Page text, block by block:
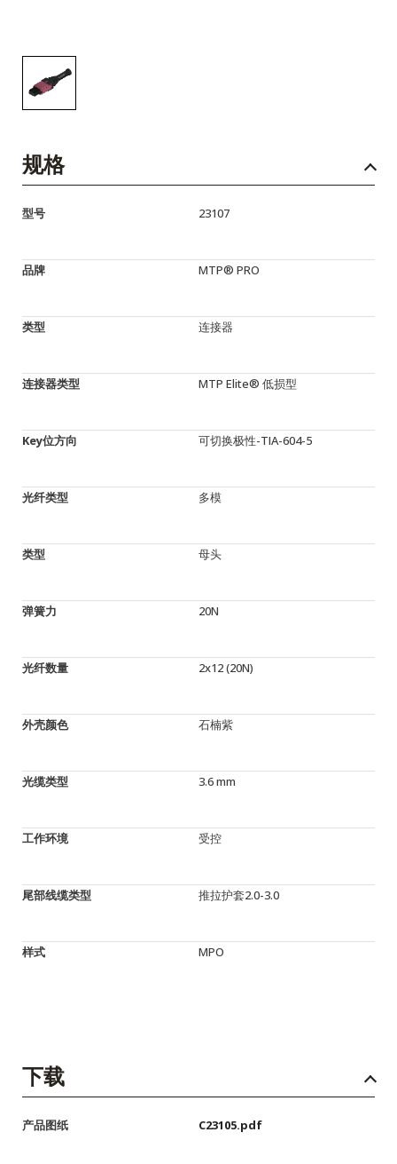
规格
型号 23107
品牌 MTP® PRO
类型 连接器
连接器类型 MTP Elite® 低损型
Key位方向 可切换极性-TIA-604-5
光纤类型 多模
类型 母头
弹簧力 20N
光纤数量 2x12 (20N)
外壳颜色 石楠紫
光缆类型 3.6 mm
工作环境 受控
尾部线缆类型 推拉护套2.0-3.0
样式 MPO
下载
产品图纸 C23105.pdf